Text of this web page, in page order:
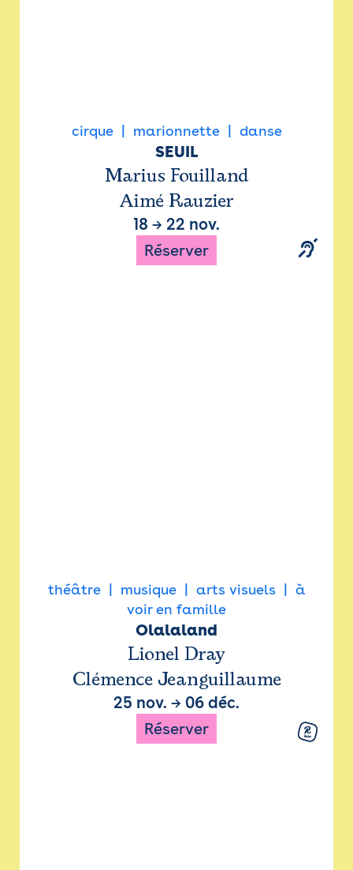
cirque marionnette danse
SEUIL
Marius Fouilland
Aimé Rauzier
18 → 22 nov.
Réserver
théâtre musique arts visuels
à
voir en famille
Olalaland
Lionel Dray
Clémence Jeanguillaume
25 nov. → 06 déc.
Réserver